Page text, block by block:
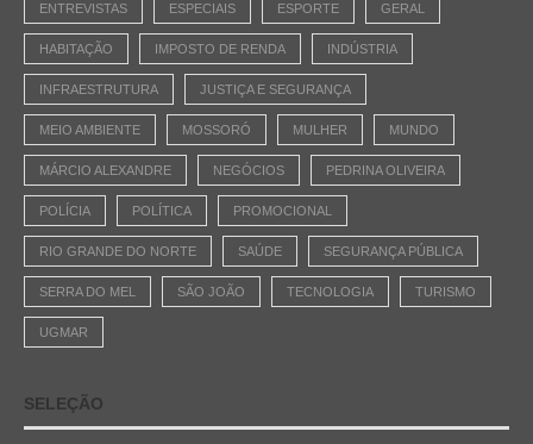
ENTREVISTAS ESPECIAIS ESPORTE GERAL
HABITAÇÃO IMPOSTO DE RENDA INDÚSTRIA
INFRAESTRUTURA JUSTIÇA E SEGURANÇA
MEIO AMBIENTE MOSSORÓ MULHER MUNDO
MÁRCIO ALEXANDRE NEGÓCIOS PEDRINA OLIVEIRA
POLÍCIA POLÍTICA PROMOCIONAL
RIO GRANDE DO NORTE SAÚDE SEGURANÇA PÚBLICA
SERRA DO MEL SÃO JOÃO TECNOLOGIA TURISMO
UGMAR
SELEÇÃO